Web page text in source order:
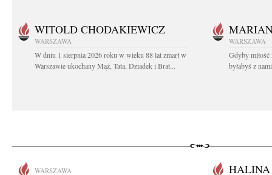
WITOLD CHODAKIEWICZ
WARSZAWA
W dniu 1 sierpnia 2026 roku w wieku 88 lat zmarł w
Warszawie ukochany Mąż, Tata, Dziadek i Brat...
WARSZAWA
Gdyby miłość
byłabyś z
WARSZAWA HALINA